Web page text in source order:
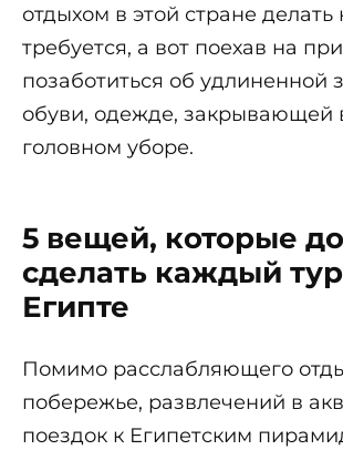
отдыхом в этой стране делать
требуется, а вот поехав на
позаботиться об удлиненной
обуви, одежде, закрывающей
головном уборе.
5 вещей, которые
сделать каждый
Египте
Помимо расслабляющего
побережье, развлечений в
поездок к Египетским